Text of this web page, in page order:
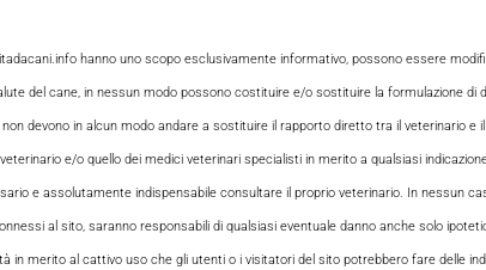
hanno uno scopo esclusivamente informativo, possono essere
del cane, in nessun modo possono costituire e/o sostituire la formulazione
devono in alcun modo andare a sostituire il rapporto diretto tra il veterinario
e/o quello dei medici veterinari specialisti in merito a qualsiasi
e assolutamente indispensabile consultare il proprio veterinario. In nessun
al sito, saranno responsabili di qualsiasi eventuale danno anche solo
in merito al cattivo uso che gli utenti o i visitatori del sito potrebbero fare delle